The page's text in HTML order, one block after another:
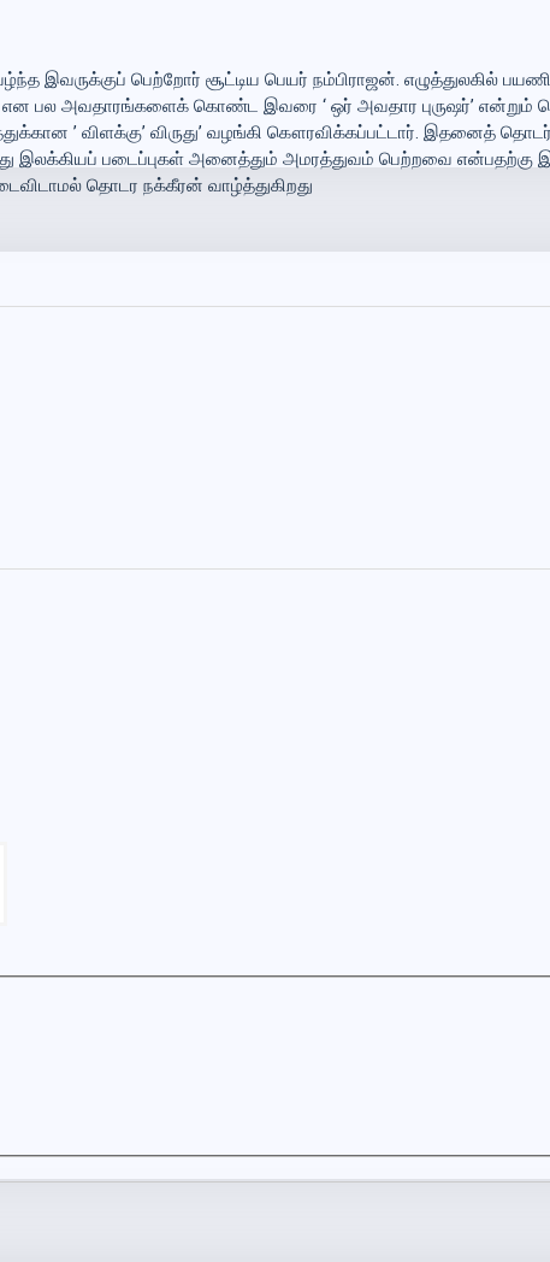
இவருக்குப் பெற்றோர் சூட்டிய பெயர் நம்பிராஜன். எழுத்துலகில்
என பல அவதாரங்களைக் கொண்ட இவரை ‘ ஒர் அவதார புருஷர்’
’ விளக்கு’ விருது’ வழங்கி கௌரவிக்கப்பட்டார். இதனைத்
இலக்கியப் படைப்புகள் அனைத்தும் அமரத்துவம் பெற்றவை என்பதற்கு
தொடர நக்கீரன் வாழ்த்துகிறது